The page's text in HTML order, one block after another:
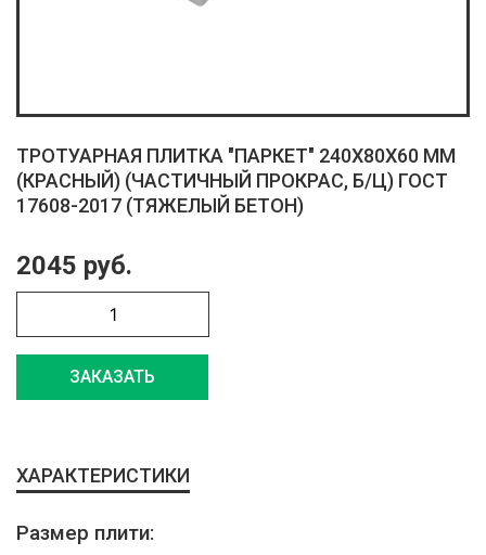
ТРОТУАРНАЯ ПЛИТКА "ПАРКЕТ" 240X80X60 ММ
(КРАСНЫЙ) (ЧАСТИЧНЫЙ ПРОКРАС, Б/Ц) ГОСТ
17608-2017 (ТЯЖЕЛЫЙ БЕТОН)
2045 руб.
ЗАКАЗАТЬ
ХАРАКТЕРИСТИКИ
Размер плити: